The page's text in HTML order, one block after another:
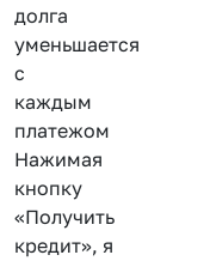
долга
уменьшается
с
каждым
платежом
Нажимая
кнопку
«Получить
кредит», я